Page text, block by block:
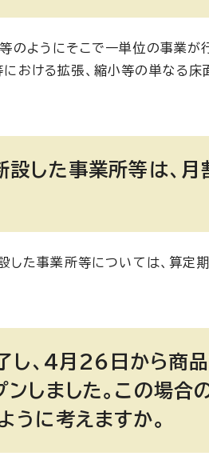
のようにそこで一単位の事業が
おける拡張、縮小等の単なる床
した事業所等は、月
た事業所等については、算定
、4月26日から商品
しました。この場合
うに考えますか。